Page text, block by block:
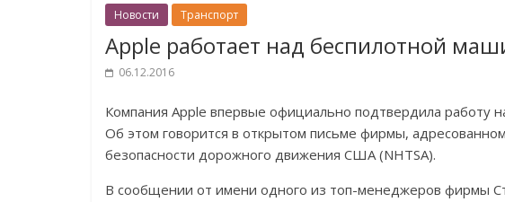
Новости Транспорт
Apple работает над беспилотной
06.12.2016
Компания Apple впервые официально подтвердила работу
Об этом говорится в открытом письме фирмы,
безопасности дорожного движения США (NHTSA).
В сообщении от имени одного из топ-менеджеров фирмы